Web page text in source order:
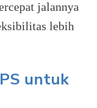
jalannya
lebih
untuk